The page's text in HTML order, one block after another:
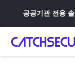
공공기관 전용